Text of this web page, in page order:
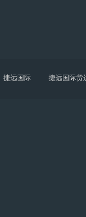
捷远国际 捷远国际货